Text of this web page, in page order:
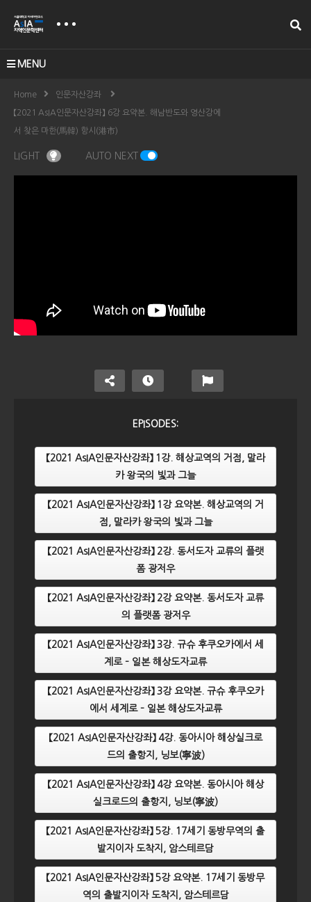
MENU
Home 인문자산강좌
【2021 AsIA인문자산강좌】 6강 요약본. 해남반도와 영산강에
서 찾은 마한(馬韓) 항시(港市)
LIGHT AUTO NEXT
EPISODES:
【2021 AsIA인문자산강좌】 1강. 해상교역의 거점, 말라
카 왕국의 빛과 그늘
【2021 AsIA인문자산강좌】 1강 요약본. 해상교역의 거
점, 말라카 왕국의 빛과 그늘
【2021 AsIA인문자산강좌】 2강. 동서도자 교류의 플랫
폼 광저우
【2021 AsIA인문자산강좌】 2강 요약본. 동서도자 교류
의 플랫폼 광저우
【2021 AsIA인문자산강좌】 3강. 규슈 후쿠오카에서 세
계로 – 일본 해상도자교류
【2021 AsIA인문자산강좌】 3강 요약본. 규슈 후쿠오카
에서 세계로 – 일본 해상도자교류
【2021 AsIA인문자산강좌】 4강. 동아시아 해상실크로
드의 출항지, 닝보(寧波)
【2021 AsIA인문자산강좌】 4강 요약본. 동아시아 해상
실크로드의 출항지, 닝보(寧波)
【2021 AsIA인문자산강좌】 5강. 17세기 동방무역의 출
발지이자 도착지, 암스테르담
【2021 AsIA인문자산강좌】 5강 요약본. 17세기 동방무
역의 출발지이자 도착지, 암스테르담